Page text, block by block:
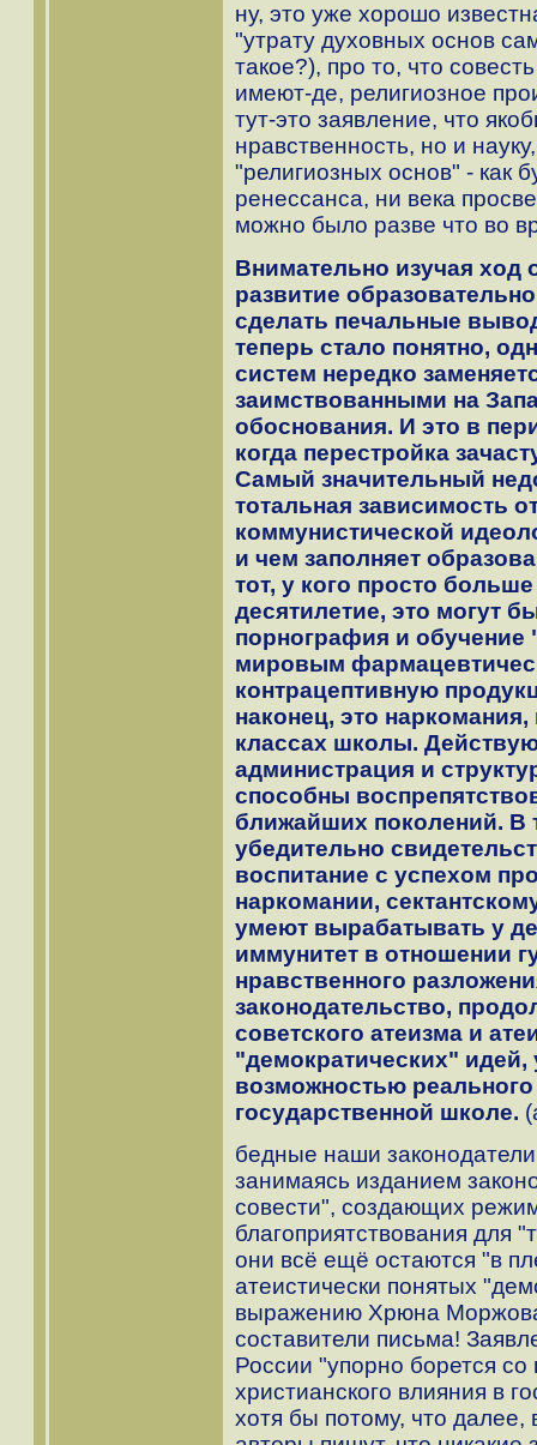
ну, это уже хорошо
"утрату духовных основ
такое?), про то, что
имеют-де, религиозное
тут-это заявление, что
нравственность, но и
"религиозных основ" - как
ренессанса, ни века
можно было разве что во
Внимательно изучая
развитие
сделать печальные
теперь стало понятно,
систем нередко
заимствованными на
обоснования. И это в
когда перестройка
Самый значительный
тотальная зависимость
коммунистической
и чем заполняет
тот, у кого просто
десятилетие, это могут
порнография и обучение
мировым
контрацептивную
наконец, это
классах школы.
администрация и
способны
ближайших поколений. В
убедительно
воспитание с успехом
наркомании,
умеют вырабатывать у
иммунитет в отношении
нравственного
законодательство,
советского атеизма и
"демократических" идей,
возможностью
государственной школе.
бедные наши
занимаясь изданием
совести", создающих
благоприятствования для
они всё ещё остаются "в
атеистически понятых
выражению Хрюна
составители письма!
России "упорно борется
христианского влияния в
хотя бы потому, что